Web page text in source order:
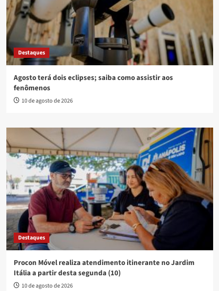
Destaques
Agosto terá dois eclipses; saiba como assistir aos
fenômenos
10 de agosto de 2026
Destaques
Procon Móvel realiza atendimento itinerante no Jardim
Itália a partir desta segunda (10)
10 de agosto de 2026